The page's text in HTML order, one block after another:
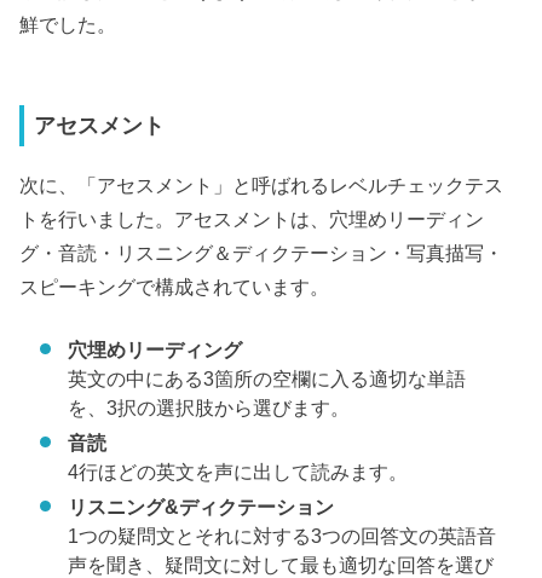
鮮でした。
アセスメント
次に、「アセスメント」と呼ばれるレベルチェックテス
トを行いました。アセスメントは、穴埋めリーディン
グ・音読・リスニング＆ディクテーション・写真描写・
スピーキングで構成されています。
穴埋めリーディング
英文の中にある3箇所の空欄に入る適切な単語
を、3択の選択肢から選びます。
音読
4行ほどの英文を声に出して読みます。
リスニング&ディクテーション
1つの疑問文とそれに対する3つの回答文の英語音
声を聞き、疑問文に対して最も適切な回答を選び